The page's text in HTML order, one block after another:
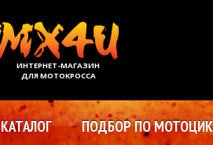
ИНТЕРНЕТ-МАГАЗИН
ДЛЯ МОТОКРОССА
КАТАЛОГ ПОДБОР ПО